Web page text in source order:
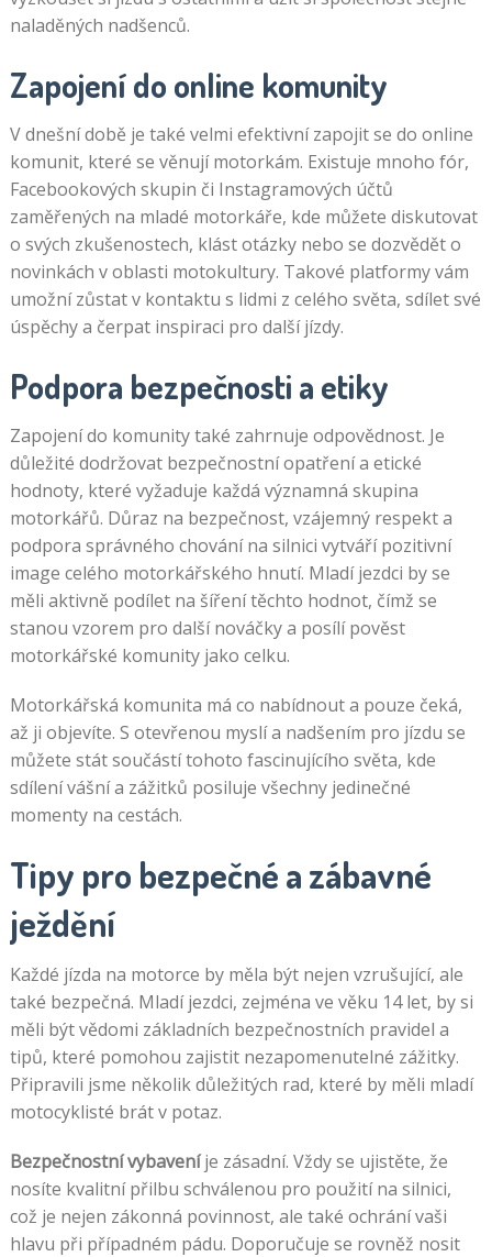
naladěných nadšenců.
Zapojení do online komunity
V dnešní době je také velmi efektivní zapojit se do online
komunit, které se věnují motorkám. Existuje mnoho fór,
Facebookových skupin či Instagramových účtů
zaměřených na mladé motorkáře, kde můžete diskutovat
o svých zkušenostech, klást otázky nebo se dozvědět o
novinkách v oblasti motokultury. Takové platformy vám
umožní zůstat v kontaktu s lidmi z celého světa, sdílet své
úspěchy a čerpat inspiraci pro další jízdy.
Podpora bezpečnosti a etiky
Zapojení do komunity také zahrnuje odpovědnost. Je
důležité dodržovat bezpečnostní opatření a etické
hodnoty, které vyžaduje každá významná skupina
motorkářů. Důraz na bezpečnost, vzájemný respekt a
podpora správného chování na silnici vytváří pozitivní
image celého motorkářského hnutí. Mladí jezdci by se
měli aktivně podílet na šíření těchto hodnot, čímž se
stanou vzorem pro další nováčky a posílí pověst
motorkářské komunity jako celku.
Motorkářská komunita má co nabídnout a pouze čeká,
až ji objevíte. S otevřenou myslí a nadšením pro jízdu se
můžete stát součástí tohoto fascinujícího světa, kde
sdílení vášní a zážitků posiluje všechny jedinečné
momenty na cestách.
Tipy pro bezpečné a zábavné
ježdění
Každé jízda na motorce by měla být nejen vzrušující, ale
také bezpečná. Mladí jezdci, zejména ve věku 14 let, by si
měli být vědomi základních bezpečnostních pravidel a
tipů, které pomohou zajistit nezapomenutelné zážitky.
Připravili jsme několik důležitých rad, které by měli mladí
motocyklisté brát v potaz.
Bezpečnostní vybaveníje zásadní. Vždy se ujistěte, že
nosíte kvalitní přilbu schválenou pro použití na silnici,
což je nejen zákonná povinnost, ale také ochrání vaši
hlavu při případném pádu. Doporučuje se rovněž nosit